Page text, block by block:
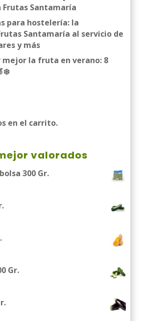
Santamaría
para hostelería: la
Santamaría al servicio de
y más
mejor la fruta en verano: 8
en el carrito.
valorados
300 Gr.
Gr.